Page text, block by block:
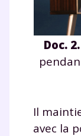
Doc. 2.
Il
avec la